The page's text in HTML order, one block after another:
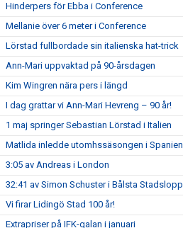
Hinderpers för Ebba i Conference
Mellanie över 6 meter i Conference
Lörstad fullbordade sin italienska hat-trick
Ann-Mari uppvaktad på 90-årsdagen
Kim Wingren nära pers i längd
I dag grattar vi Ann-Mari Hevreng – 90 år!
1 maj springer Sebastian Lörstad i Italien
Matlida inledde utomhssäsongen i Spanien
3:05 av Andreas i London
32:41 av Simon Schuster i Bålsta Stadslopp
Vi firar Lidingö Stad 100 år!
Extrapriser på IFK-galan i januari